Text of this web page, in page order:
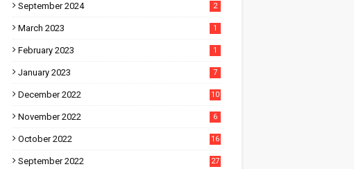
September 2024 2
March 2023 1
February 2023 1
January 2023 7
December 2022 10
November 2022 6
October 2022 16
September 2022 27